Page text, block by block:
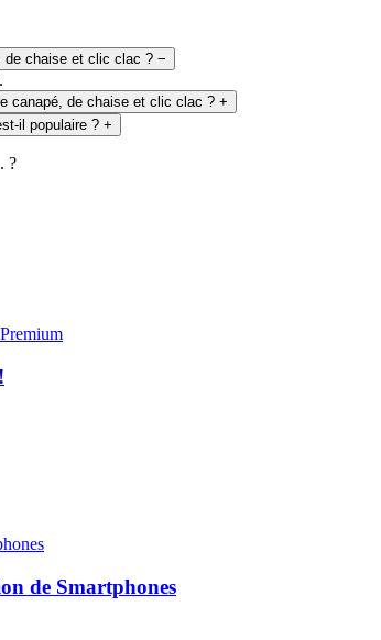
de chaise et clic clac ? −
canapé, de chaise et clic clac ? +
il populaire ? +
?
Premium
de Smartphones